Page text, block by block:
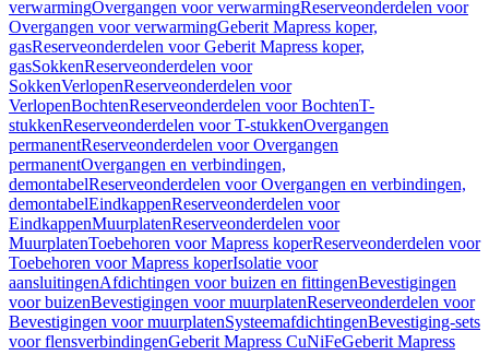
verwarmingOvergangen voor verwarmingReserveonderdelen voor
Overgangen voor verwarmingGeberit Mapress koper,
gasReserveonderdelen voor Geberit Mapress koper,
gasSokkenReserveonderdelen voor
SokkenVerlopenReserveonderdelen voor
VerlopenBochtenReserveonderdelen voor BochtenT-
stukkenReserveonderdelen voor T-stukkenOvergangen
permanentReserveonderdelen voor Overgangen
permanentOvergangen en verbindingen,
demontabelReserveonderdelen voor Overgangen en verbindingen,
demontabelEindkappenReserveonderdelen voor
EindkappenMuurplatenReserveonderdelen voor
MuurplatenToebehoren voor Mapress koperReserveonderdelen voor
Toebehoren voor Mapress koperIsolatie voor
aansluitingenAfdichtingen voor buizen en fittingenBevestigingen
voor buizenBevestigingen voor muurplatenReserveonderdelen voor
Bevestigingen voor muurplatenSysteemafdichtingenBevestiging-sets
voor flensverbindingenGeberit Mapress CuNiFeGeberit Mapress